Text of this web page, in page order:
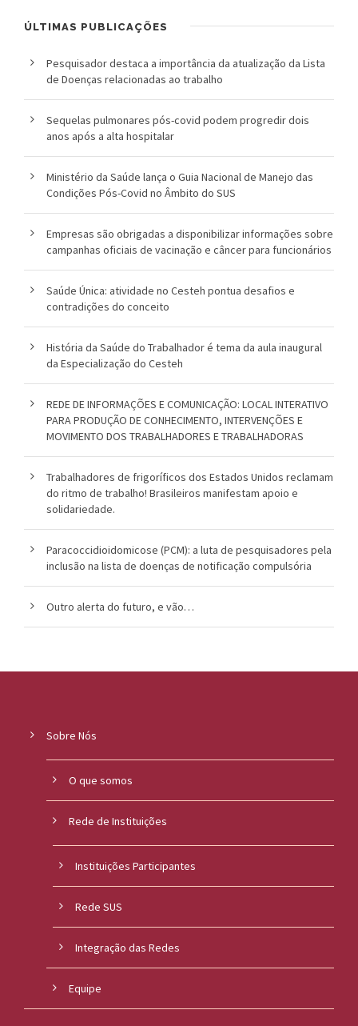
ÚLTIMAS PUBLICAÇÕES
Pesquisador destaca a importância da atualização da Lista
de Doenças relacionadas ao trabalho
Sequelas pulmonares pós-covid podem progredir dois
anos após a alta hospitalar
Ministério da Saúde lança o Guia Nacional de Manejo das
Condições Pós-Covid no Âmbito do SUS
Empresas são obrigadas a disponibilizar informações sobre
campanhas oficiais de vacinação e câncer para funcionários
Saúde Única: atividade no Cesteh pontua desafios e
contradições do conceito
História da Saúde do Trabalhador é tema da aula inaugural
da Especialização do Cesteh
REDE DE INFORMAÇÕES E COMUNICAÇÃO: LOCAL INTERATIVO
PARA PRODUÇÃO DE CONHECIMENTO, INTERVENÇÕES E
MOVIMENTO DOS TRABALHADORES E TRABALHADORAS
Trabalhadores de frigoríficos dos Estados Unidos reclamam
do ritmo de trabalho! Brasileiros manifestam apoio e
solidariedade.
Paracoccidioidomicose (PCM): a luta de pesquisadores pela
inclusão na lista de doenças de notificação compulsória
Outro alerta do futuro, e vão…
Sobre Nós
O que somos
Rede de Instituições
Instituições Participantes
Rede SUS
Integração das Redes
Equipe